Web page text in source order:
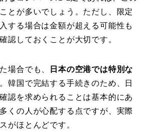
とが多いでしょう。ただし、限定
する場合は金額が超える可能性も
認しておくことが大切です。
場合でも、
日本の空港では特別な
韓国で完結する手続きのため、日
認を求められることは基本的にあ
くの人が心配する点ですが、実際
がほとんどです。